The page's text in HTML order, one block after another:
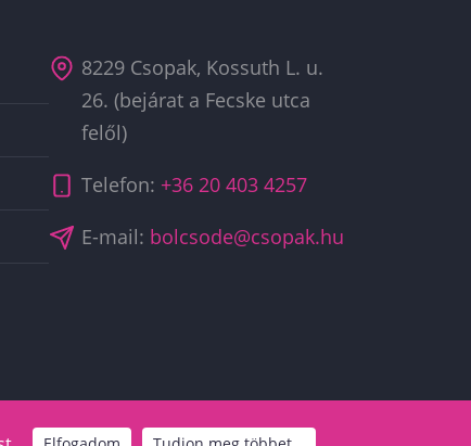
8229 Csopak, Kossuth L. u.
26. (bejárat a Fecske utca
felől)
Telefon: +36 20 403 4257
E-mail: bolcsode@csopak.hu